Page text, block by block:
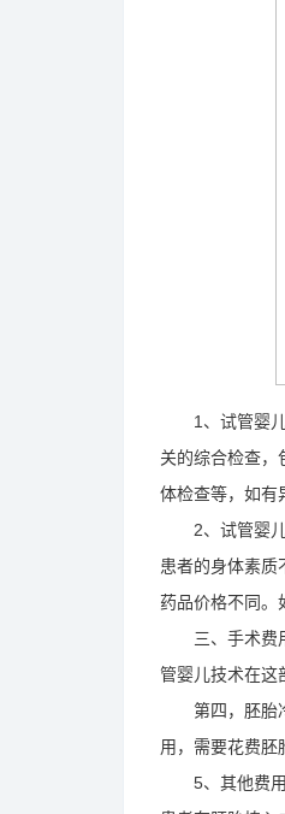
1、试管婴儿
关的综合检查，
体检查等，如有
2、试管婴儿
患者的身体素质
药品价格不同。
三、手术费用
管婴儿技术在这
第四，胚胎冷
用，需要花费胚
5、其他费用